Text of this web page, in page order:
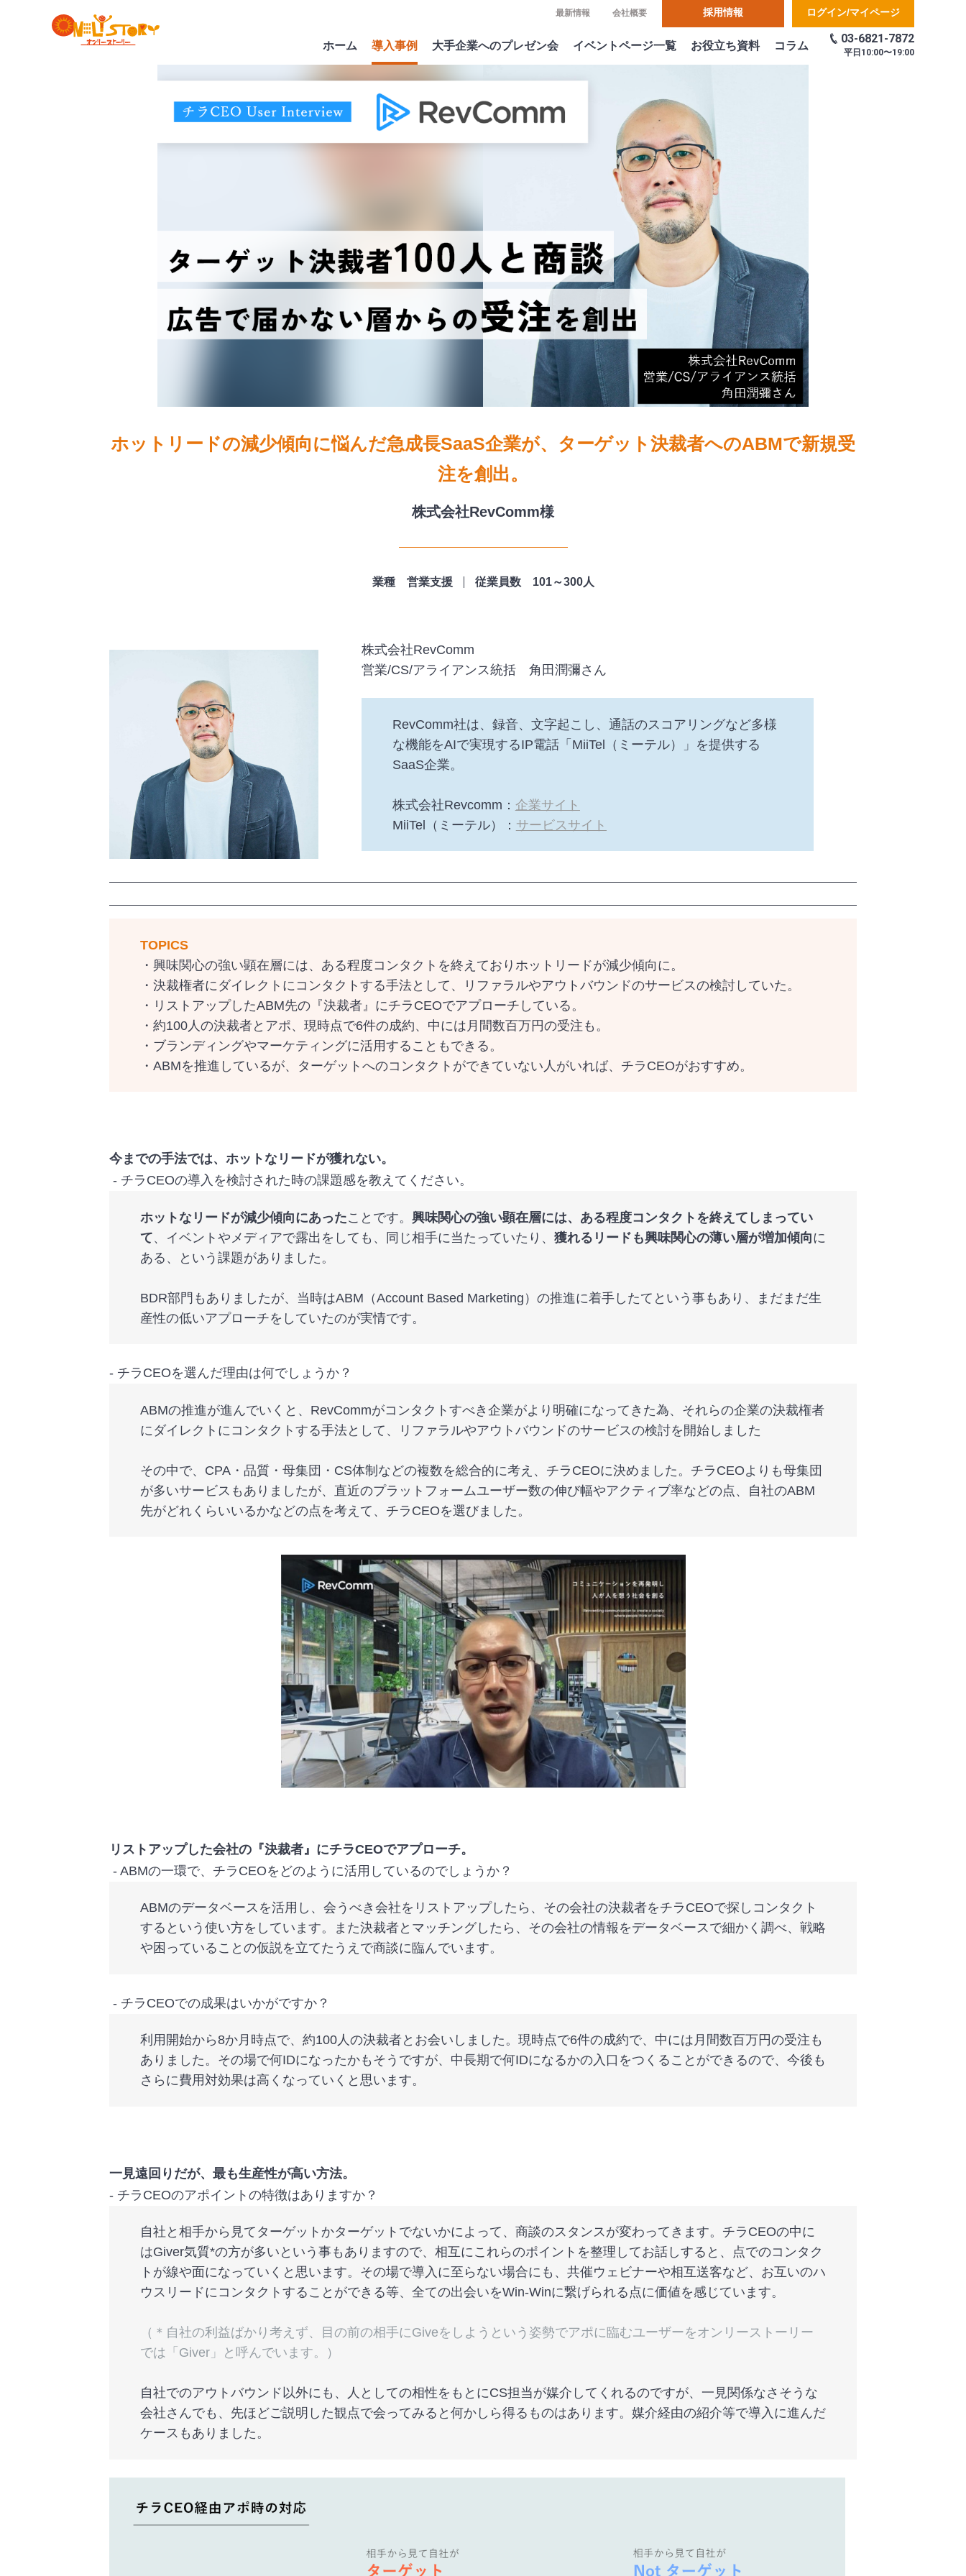
最新情報 会社概要 採用情報 ログイン/マイページ
03-6821-7872
平日 10:00〜19:00
ホーム 導入事例 大手企業へのプレゼン会 イベントページ一覧 お役立ち資料 コラム
ホットリードの減少傾向に悩んだ急成長SaaS企業が、ターゲット決裁者へのABMで新規受
注を創出。
株式会社RevComm様
業種 営業支援 従業員数 101～300人
株式会社RevComm
営業/CS/アライアンス統括 角田潤彌さん
RevComm社は、録音、文字起こし、通話のスコアリングなど多様
な機能をAIで実現するIP電話「MiiTel（ミーテル）」を提供する
SaaS企業。
株式会社Revcomm： 企業サイト
MiiTel（ミーテル）： サービスサイト
TOPICS
・興味関心の強い顕在層には、ある程度コンタクトを終えておりホットリードが減少傾向に。
・決裁権者にダイレクトにコンタクトする手法として、リファラルやアウトバウンドのサービスの検討していた。
・リストアップしたABM先の『決裁者』にチラCEOでアプローチしている。
・約100人の決裁者とアポ、現時点で6件の成約、中には月間数百万円の受注も。
・ブランディングやマーケティングに活用することもできる。
・ABMを推進しているが、ターゲットへのコンタクトができていない人がいれば、チラCEOがおすすめ。
今までの手法では、ホットなリードが獲れない。
‐ チラCEOの導入を検討された時の課題感を教えてください。
ホットなリードが減少傾向にあったことです。 興味関心の強い顕在層には、ある程度コンタクトを終えてしまってい
て、イベントやメディアで露出をしても、同じ相手に当たっていたり、 獲れるリードも興味関心の薄い層が増加傾向に
ある、という課題がありました。
BDR部門もありましたが、当時はABM（Account Based Marketing）の推進に着手したてという事もあり、まだまだ生
産性の低いアプローチをしていたのが実情です。
‐ チラCEOを選んだ理由は何でしょうか？
ABMの推進が進んでいくと、RevCommがコンタクトすべき企業がより明確になってきた為、それらの企業の決裁権者
にダイレクトにコンタクトする手法として、リファラルやアウトバウンドのサービスの検討を開始しました
その中で、CPA・品質・母集団・CS体制などの複数を総合的に考え、チラCEOに決めました。チラCEOよりも母集団
が多いサービスもありましたが、直近のプラットフォームユーザー数の伸び幅やアクティブ率などの点、自社のABM
先がどれくらいいるかなどの点を考えて、チラCEOを選びました。
リストアップした会社の『決裁者』にチラCEOでアプローチ。
‐ ABMの一環で、チラCEOをどのように活用しているのでしょうか？
ABMのデータベースを活用し、会うべき会社をリストアップしたら、その会社の決裁者をチラCEOで探しコンタクト
するという使い方をしています。また決裁者とマッチングしたら、その会社の情報をデータベースで細かく調べ、戦略
や困っていることの仮説を立てたうえで商談に臨んでいます。
‐ チラCEOでの成果はいかがですか？
利用開始から8か月時点で、約100人の決裁者とお会いしました。現時点で6件の成約で、中には月間数百万円の受注も
ありました。その場で何IDになったかもそうですが、中長期で何IDになるかの入口をつくることができるので、今後も
さらに費用対効果は高くなっていくと思います。
一見遠回りだが、最も生産性が高い方法。
‐ チラCEOのアポイントの特徴はありますか？
自社と相手から見てターゲットかターゲットでないかによって、商談のスタンスが変わってきます。チラCEOの中に
はGiver気質*の方が多いという事もありますので、相互にこれらのポイントを整理してお話しすると、点でのコンタク
トが線や面になっていくと思います。その場で導入に至らない場合にも、共催ウェビナーや相互送客など、お互いのハ
ウスリードにコンタクトすることができる等、全ての出会いをWin-Winに繋げられる点に価値を感じています。
（＊自社の利益ばかり考えず、目の前の相手にGiveをしようという姿勢でアポに臨むユーザーをオンリーストーリー
では「Giver」と呼んでいます。）
自社でのアウトバウンド以外にも、人としての相性をもとにCS担当が媒介してくれるのですが、一見関係なさそうな
会社さんでも、先ほどご説明した観点で会ってみると何かしら得るものはあります。媒介経由の紹介等で導入に進んだ
ケースもありました。